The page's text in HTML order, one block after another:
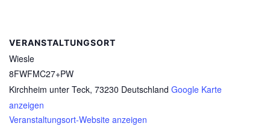
VERANSTALTUNGSORT
Wiesle
8FWFMC27+PW
Kirchheim unter Teck, 73230 Deutschland Google Karte
anzeigen
Veranstaltungsort-Website anzeigen